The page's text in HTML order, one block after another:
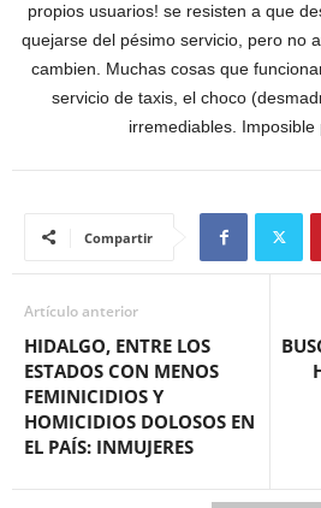
propios usuarios! se resisten a que
quejarse del pésimo servicio, pero no
cambien. Muchas cosas que
servicio de taxis, el choco
irremediables. Imposible
Compartir
Artículo anterior
HIDALGO, ENTRE LOS
ESTADOS CON MENOS
FEMINICIDIOS Y
HOMICIDIOS DOLOSOS EN
EL PAÍS: INMUJERES